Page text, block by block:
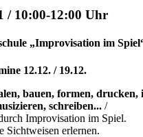
/ 10:00-12:00 Uhr
„Improvisation im
12.12. / 19.12.
bauen, formen, drucken,
schreiben... /
Improvisation im Spiel.
Sichtweisen erlernen.